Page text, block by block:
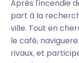
Après l'incendie
part à la
ville. Tout en
le café,
rivaux, et